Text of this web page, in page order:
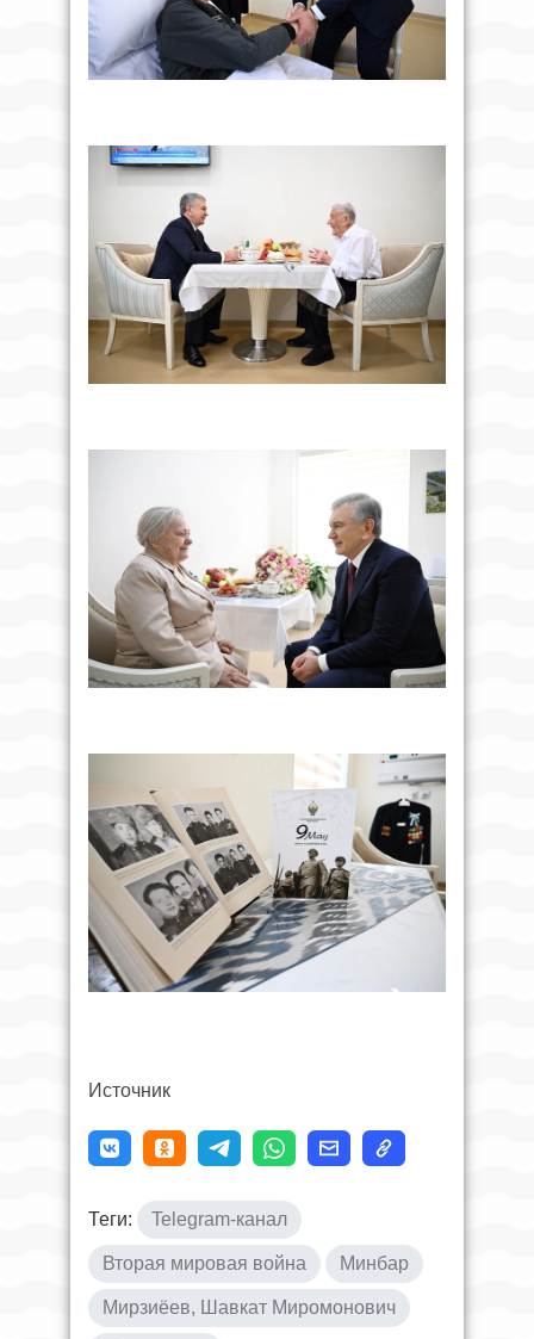
Источник
Теги: Telegram-канал
Вторая мировая война Минбар
Мирзиёев, Шавкат Миромонович